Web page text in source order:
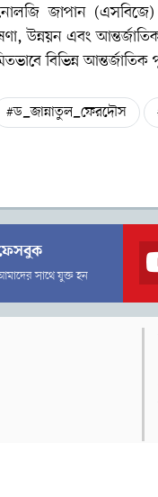
জাপান
উন্নয়ন এবং
বিভিন্ন আন্তর্জাতিক
#ড_জান্নাতুল_ফেরদৌস
সাথে যুক্ত হন